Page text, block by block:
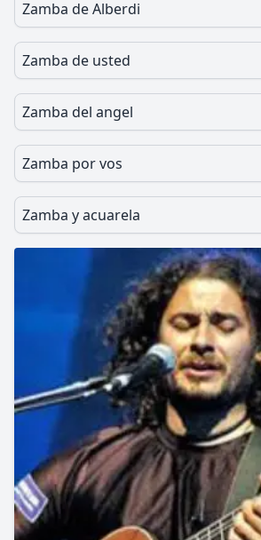
Zamba de Alberdi
Zamba de usted
Zamba del angel
Zamba por vos
Zamba y acuarela